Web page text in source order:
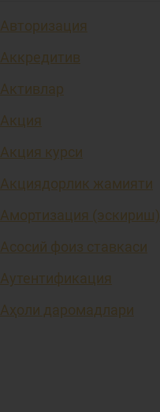
Авторизация
Аккредитив
Активлар
Акция
Акция курси
Акциядорлик жамияти
Амортизация (эскириш)
Асосий фоиз ставкаси
Аутентификация
Аҳоли даромадлари